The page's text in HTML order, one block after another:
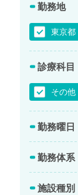
勤務地
東京都
診療科目
その他
勤務曜日
勤務体系
施設種別